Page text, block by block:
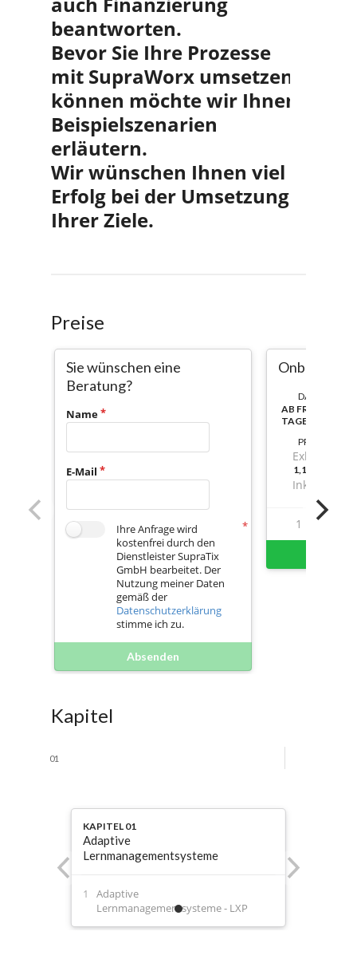
Preise
Sie wünschen eine
Beratung?
Name
E-Mail
Ihre Anfrage wird
kostenfrei durch den
Dienstleister SupraTix
GmbH bearbeitet. Der
Nutzung meiner Daten
gemäß der
Datenschutzerklärung
stimme ich zu.
Absenden
DAUER:
AB
TAGE NUTZBAR
PREIS
Exkl. Mwst.
Inkl. Mwst.
1 1
Kapitel
01
KAPITEL 01
Adaptive
Lernmanagementsysteme
Adaptive
Lernmanagementsysteme - LXP